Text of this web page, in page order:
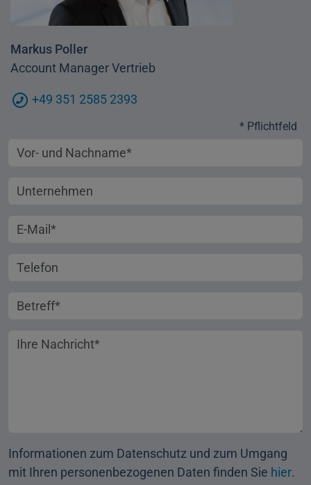
Markus Poller
Account Manager Vertrieb
+49 351 2585 2393
* Pflichtfeld
Vorname und Nachname
Unternehmen
E-Mail-Adresse
Telefonnummer
Betreff
Ihre Nachricht
Informationen zum Datenschutz und zum Umgang
mit Ihren personenbezogenen Daten finden Sie hier.